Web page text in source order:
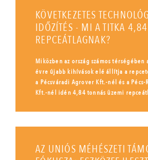
KÖVETKEZETES
IDŐZÍTÉS - MI A TITKA
REPCEÁTLAGNAK?
Miközben az ország számos térségében
évre újabb kihívások elé állítja a
a Pécsváradi Agrover Kft.-nél és a Pécs-
Kft.-nél idén 4,84 tonnás üzemi
AZ UNIÓS MÉHÉSZETI